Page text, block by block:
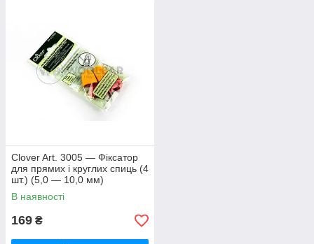
Clover Art. 3005 — Фіксатор
для прямих і круглих спиць (4
шт.) (5,0 — 10,0 мм)
В наявності
169 ₴